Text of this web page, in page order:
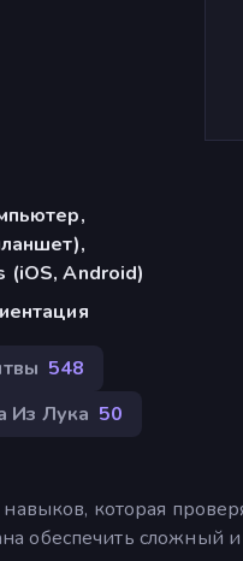
(iOS, Android)
548
Из Лука 50
которая
обеспечить сложный